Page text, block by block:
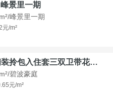
景里一期
峰景里一期
/m²
沱四桥电梯精装拎包入住套三双卫带花园40平米带车位
碧波豪庭
元/m²